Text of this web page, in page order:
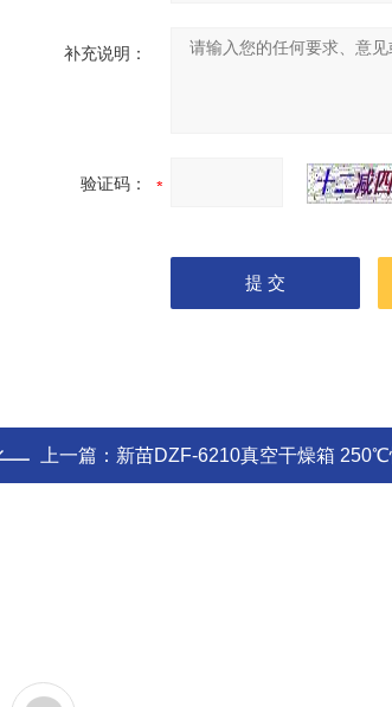
补充说明：
验证码：
上一篇： 新苗DZF-6210真空干燥箱